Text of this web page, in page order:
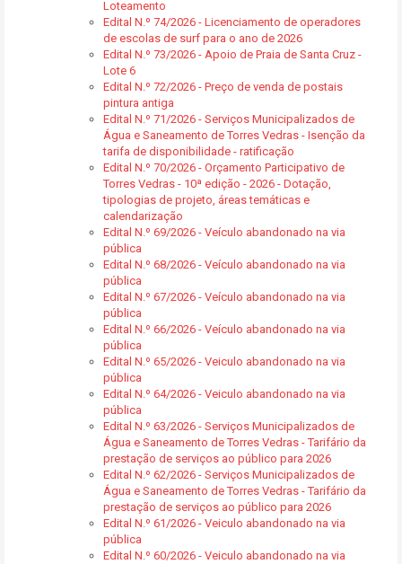
Loteamento
Edital N.º 74/2026 - Licenciamento de operadores
de escolas de surf para o ano de 2026
Edital N.º 73/2026 - Apoio de Praia de Santa Cruz -
Lote 6
Edital N.º 72/2026 - Preço de venda de postais
pintura antiga
Edital N.º 71/2026 - Serviços Municipalizados de
Água e Saneamento de Torres Vedras - Isenção da
tarifa de disponibilidade - ratificação
Edital N.º 70/2026 - Orçamento Participativo de
Torres Vedras - 10ª edição - 2026 - Dotação,
tipologias de projeto, áreas temáticas e
calendarização
Edital N.º 69/2026 - Veículo abandonado na via
pública
Edital N.º 68/2026 - Veículo abandonado na via
pública
Edital N.º 67/2026 - Veículo abandonado na via
pública
Edital N.º 66/2026 - Veículo abandonado na via
pública
Edital N.º 65/2026 - Veiculo abandonado na via
pública
Edital N.º 64/2026 - Veiculo abandonado na via
pública
Edital N.º 63/2026 - Serviços Municipalizados de
Água e Saneamento de Torres Vedras - Tarifário da
prestação de serviços ao público para 2026
Edital N.º 62/2026 - Serviços Municipalizados de
Água e Saneamento de Torres Vedras - Tarifário da
prestação de serviços ao público para 2026
Edital N.º 61/2026 - Veiculo abandonado na via
pública
Edital N.º 60/2026 - Veiculo abandonado na via